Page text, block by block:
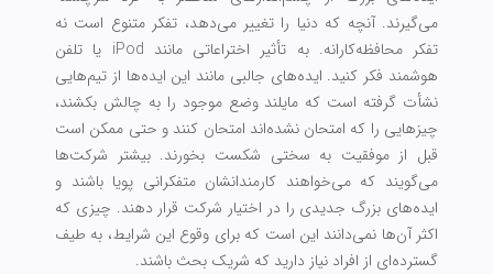
می‌گیرند. آنچه که دنیا را تغییر می‌دهد، تفکر متنوع است نه
تفکر محافظه‌کارانه. به تأثیر اختراعاتی مانند iPod یا تلفن
هوشمند فکر کنید. ایده‌های جالبی مانند این ایده‌ها از تیم‌هایی
نشأت گرفته است که مایلند وضع موجود را به چالش بکشند،
چیزهایی را که امتحان نشده‌اند امتحان کنند و حتی ممکن است
قبل از موفقیت به سختی شکست بخورند. بیشتر شرکت‌ها
می‌گویند که می‌خواهند کارمندانشان متفکرانی پویا باشند و
ایده‌های بزرگ جدیدی را در اختیار شرکت قرار دهند. چیزی که
اکثر آن‌ها نمی‌دانند این است که برای وقوع این شرایط، به طیف
گسترده‌ای از افراد نیاز دارید که شریک بحث باشند.